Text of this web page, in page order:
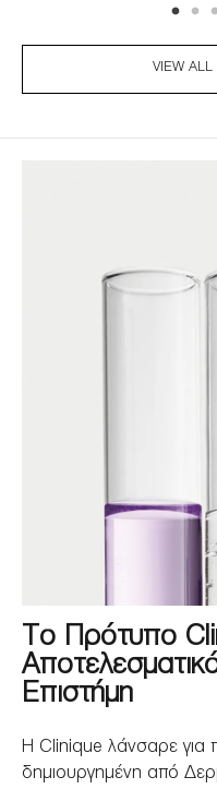
VIEW ALL
Tο Πρότυπο
Επιστήμη
Η Clinique λάνσαρε για
δημιουργημένη από